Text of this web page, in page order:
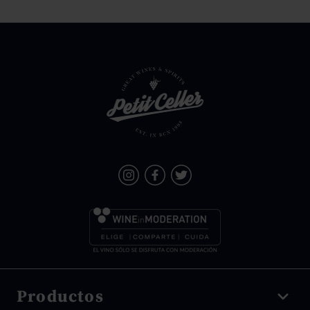
Productos